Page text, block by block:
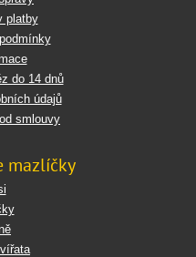
platby
do 14 dnů
údajů
smlouvy
mazlíčky